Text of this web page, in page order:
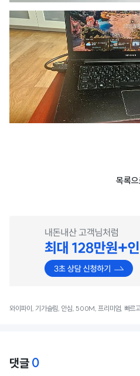
목록
와이파이, 기가슬림, 안심, 500M, 프리미엄, 빠르
댓글 0